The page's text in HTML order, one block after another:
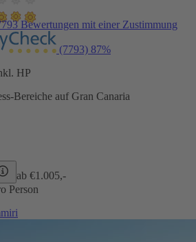
Bewertungen mit einer Zustimmung
(7793) 87%
HP
Bereiche auf Gran Canaria
ab €1.005,-
Person